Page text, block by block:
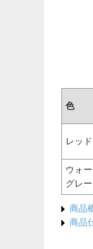
色
レッド
ウォ
グレー
商品
商品